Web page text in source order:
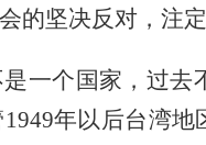
的坚决反对，注定
一个国家，过
年以后台湾